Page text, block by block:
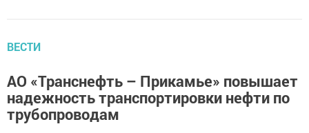
ВЕСТИ
АО «Транснефть – Прикамье» повышает
надежность транспортировки нефти по
трубопроводам